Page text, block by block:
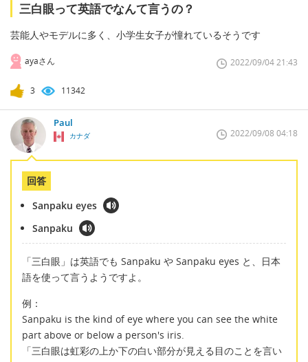
三白眼って英語でなんて言うの？
芸能人やモデルに多く、小学生女子が憧れているそうです
ayaさん 2022/09/04 21:43
3 11342
Paul
カナダ 2022/09/08 04:18
回答
Sanpaku eyes
Sanpaku
「三白眼」は英語でも Sanpaku や Sanpaku eyes と、日本
語を使って言うようですよ。
例：
Sanpaku is the kind of eye where you can see the white
part above or below a person's iris.
「三白眼は虹彩の上か下の白い部分が見える目のことを言い